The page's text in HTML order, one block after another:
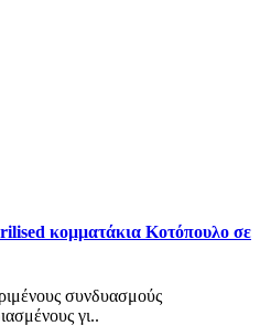
κομματάκια Κοτόπουλο σε
συνδυασμούς
γι..